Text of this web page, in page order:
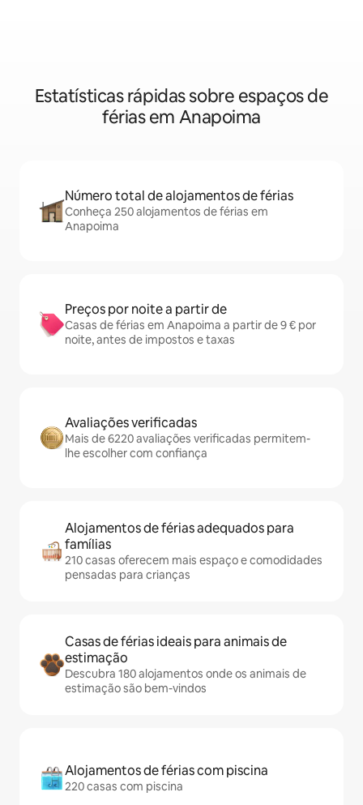
Estatísticas rápidas sobre espaços de
férias em Anapoima
Número total de alojamentos de férias
Conheça 250 alojamentos de férias em
Anapoima
Preços por noite a partir de
Casas de férias em Anapoima a partir de 9 € por
noite, antes de impostos e taxas
Avaliações verificadas
Mais de 6220 avaliações verificadas permitem-
lhe escolher com confiança
Alojamentos de férias adequados para
famílias
210 casas oferecem mais espaço e comodidades
pensadas para crianças
Casas de férias ideais para animais de
estimação
Descubra 180 alojamentos onde os animais de
estimação são bem-vindos
Alojamentos de férias com piscina
220 casas com piscina